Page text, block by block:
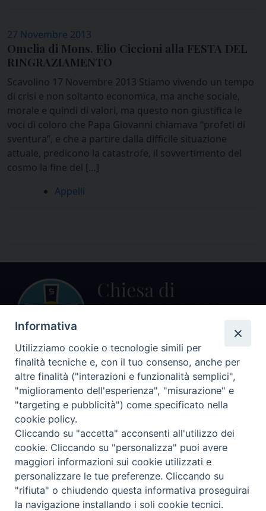
27 Novembre 2013
Omelia di Mons. Elio Ciccioni alla FESTA DEL
RINGRAZIAMENTO
Scavolino 17 Novembre 2013 Stiamo vivendo un tempo
di crisi e non soltanto economica, ma anche sociale,
morale e quindi di valori, ma questo non giustifica le
voci di coloro che Papa Giovanni chiamava “profeti di
sventura”, e che a partire dalla difficile situazione
attuale, predicono la catastrofe, il sovvertimento del
cosmo la fine del […]
Appelli
Centralino Curia Vescovile
0541 913711
Indirizzo
47864 PENNABILLI (RN)
Seguici su
Facebook
Instagram
LinkedIn
X YouTube
Feed
Informativa sulla Privacy
Informativa
Utilizziamo cookie o tecnologie simili per
finalità tecniche e, con il tuo consenso, anche per
altre finalità ("interazioni e funzionalità semplici",
"miglioramento dell'esperienza", "misurazione" e
"targeting e pubblicità") come specificato nella
cookie policy.
Cliccando su "accetta" acconsenti all'utilizzo dei
cookie. Cliccando su "personalizza" puoi avere
maggiori informazioni sui cookie utilizzati e
personalizzare le tue preferenze. Cliccando su
"rifiuta" o chiudendo questa informativa proseguirai
la navigazione installando i soli cookie tecnici.